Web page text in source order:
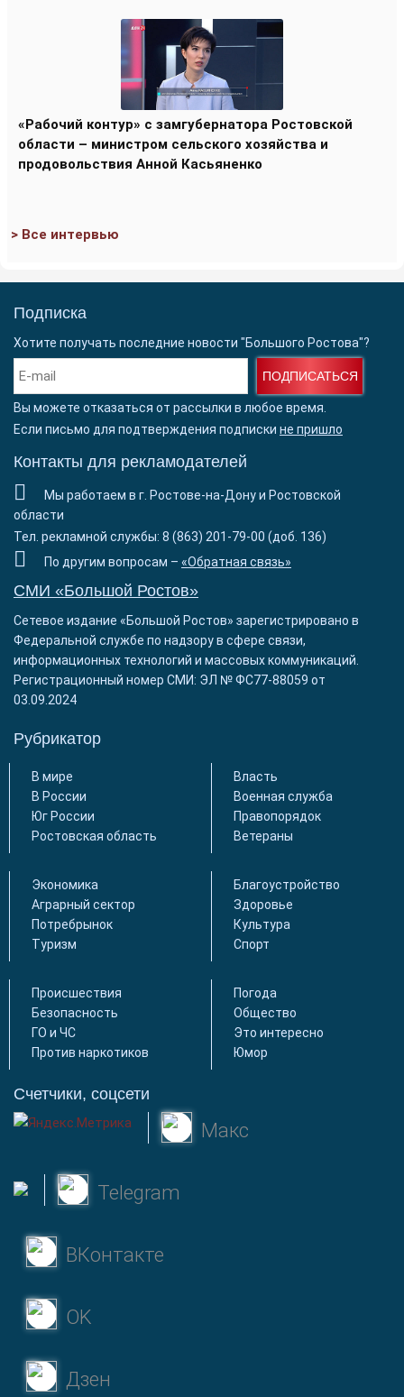
«Рабочий контур» с замгубернатора Ростовской
области – министром сельского хозяйства и
продовольствия Анной Касьяненко
> Все интервью
Подписка
Хотите получать последние новости "Большого Ростова"?
ПОДПИСАТЬСЯ
Вы можете отказаться от рассылки в любое время.
Если письмо для подтверждения подписки не пришло
Контакты для рекламодателей
Мы работаем в г. Ростове-на-Дону и Ростовской
области
Тел. рекламной службы: 8 (863) 201-79-00 (доб. 136)
По другим вопросам – «Обратная связь»
СМИ «Большой Ростов»
Сетевое издание «Большой Ростов» зарегистрировано в
Федеральной службе по надзору в сфере связи,
информационных технологий и массовых коммуникаций.
Регистрационный номер СМИ: ЭЛ № ФС77-88059 от
03.09.2024
Рубрикатор
В мире
В России
Юг России
Ростовская область
Власть
Военная служба
Правопорядок
Ветераны
Экономика
Аграрный сектор
Потребрынок
Туризм
Благоустройство
Здоровье
Культура
Спорт
Происшествия
Безопасность
ГО и ЧС
Против наркотиков
Погода
Общество
Это интересно
Юмор
Счетчики, соцсети
Макс
Telegram
ВКонтакте
OK
Дзен